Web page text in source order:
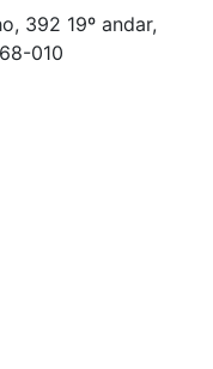
392 19º andar,
010